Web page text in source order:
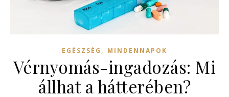
EGÉSZSÉG , MINDENNAPOK
Vérnyomás-ingadozás: Mi
állhat a hátterében?